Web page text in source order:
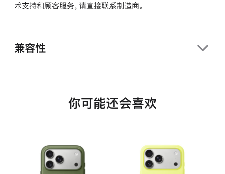
术支持和顾客服务，请直接联系制造商。
兼容性
你可能还会喜欢